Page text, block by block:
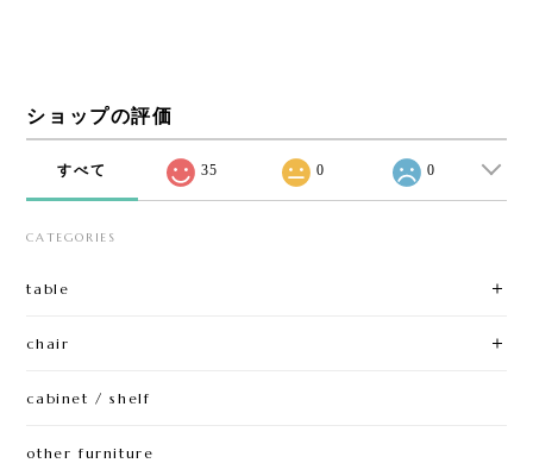
ショップの評価
すべて 35 0 0
CATEGORIES
table
chair
cabinet / shelf
other furniture